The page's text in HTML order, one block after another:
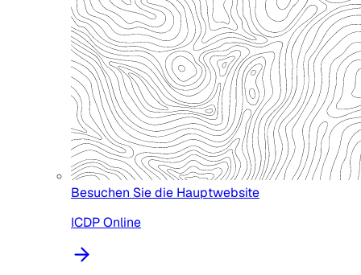
Besuchen Sie die Hauptwebsite
ICDP Online